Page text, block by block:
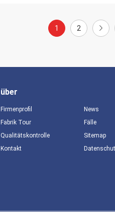
1 2
über
Firmenprofil
Fabrik Tour
Qualitätskontrolle
Kontakt
News
Fälle
Sitemap